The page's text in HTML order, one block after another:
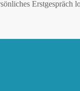
Erstgespräch